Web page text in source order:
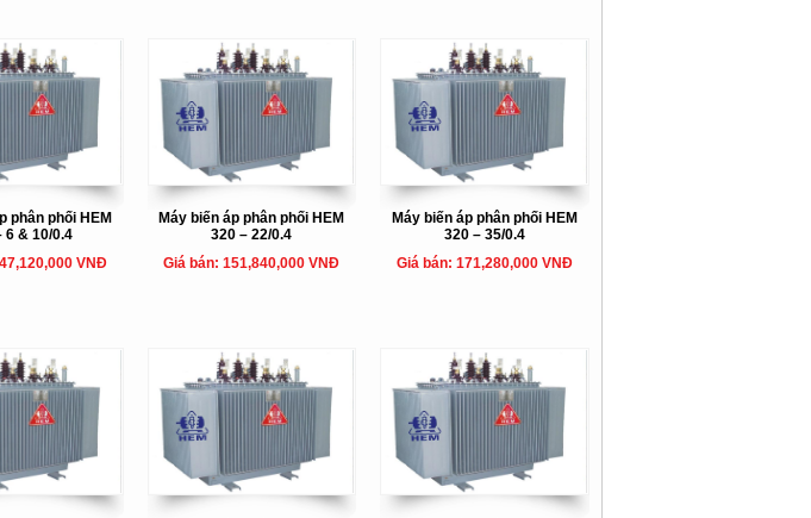
phân phối HEM
6 & 10/0.4
VNĐ
Máy biến áp phân phối HEM
320 – 22/0.4
Giá bán: 151,840,000 VNĐ
Máy biến áp phân phối HEM
320 – 35/0.4
Giá bán: 171,280,000 VNĐ